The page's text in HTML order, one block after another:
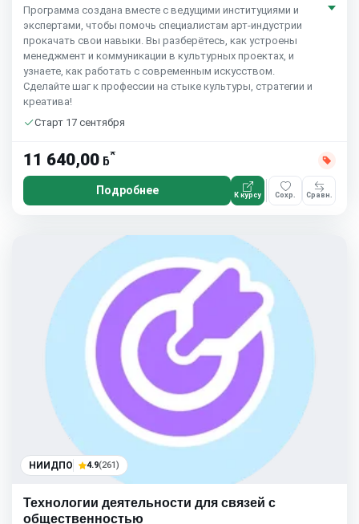
Программа создана вместе с ведущими институциями и
экспертами, чтобы помочь специалистам арт-индустрии
прокачать свои навыки. Вы разберётесь, как устроены
менеджмент и коммуникации в культурных проектах, и
узнаете, как работать с современным искусством.
Сделайте шаг к профессии на стыке культуры, стратегии и
креатива!
Старт 17 сентября
11 640,00 ƃ*
Подробнее К курсу Сохр. Сравн.
НИИДПО 4.9(261)
Технологии деятельности для связей с
общественностью